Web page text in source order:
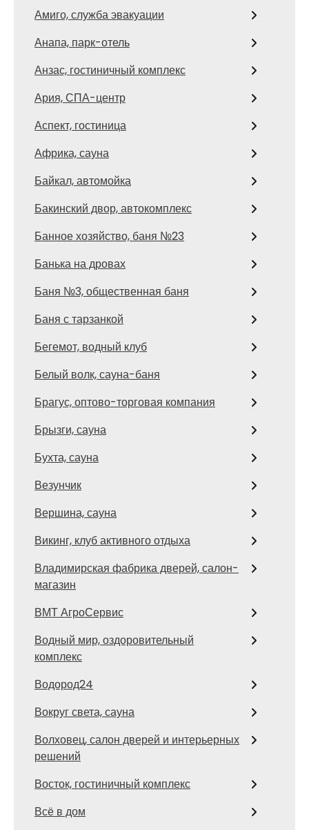
Амиго, служба эвакуации
Анапа, парк-отель
Анзас, гостиничный комплекс
Ария, СПА-центр
Аспект, гостиница
Африка, сауна
Байкал, автомойка
Бакинский двор, автокомплекс
Банное хозяйство, баня №23
Банька на дровах
Баня №3, общественная баня
Баня с тарзанкой
Бегемот, водный клуб
Белый волк, сауна-баня
Брагус, оптово-торговая компания
Брызги, сауна
Бухта, сауна
Везунчик
Вершина, сауна
Викинг, клуб активного отдыха
Владимирская фабрика дверей, салон-
магазин
ВМТ АгроСервис
Водный мир, оздоровительный
комплекс
Водород24
Вокруг света, сауна
Волховец, салон дверей и интерьерных
решений
Восток, гостиничный комплекс
Всё в дом